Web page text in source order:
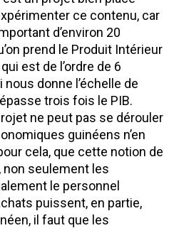
ce contenu, car
d’environ 20
prend le Produit Intérieur
est de l’ordre de 6
donne l’échelle de
trois fois le PIB.
ne peut pas se dérouler
guinéens n’en
cela, que cette notion de
seulement les
le personnel
puissent, en partie,
il faut que les